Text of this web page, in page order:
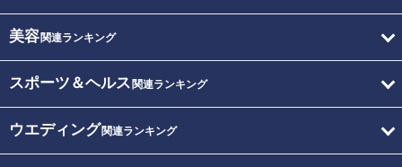
美容関連ランキング
スポーツ＆ヘルス 関連ランキング
ウエディング関連ランキング